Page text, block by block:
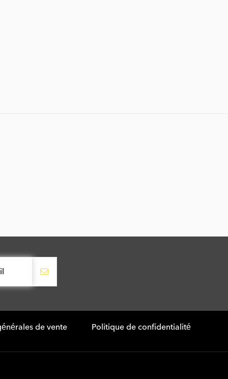
de vente Politique de confidentialité